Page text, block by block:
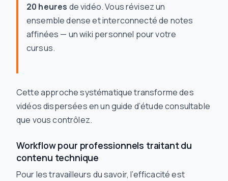
20 heures de vidéo. Vous révisez un
ensemble dense et interconnecté de notes
affinées — un wiki personnel pour votre
cursus.
Cette approche systématique transforme des
vidéos dispersées en un guide d’étude consultable
que vous contrôlez.
Workflow pour professionnels traitant du
contenu technique
Pour les travailleurs du savoir, l’efficacité est